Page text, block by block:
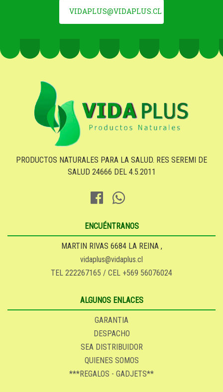
VIDAPLUS@VIDAPLUS.CL
PRODUCTOS NATURALES PARA LA SALUD. RES SEREMI DE
SALUD 24666 DEL 4.5.2011
ENCUÉNTRANOS
MARTIN RIVAS 6684 LA REINA ,
vidaplus@vidaplus.cl
TEL 222267165 / CEL +569 56076024
ALGUNOS ENLACES
GARANTIA
DESPACHO
SEA DISTRIBUIDOR
QUIENES SOMOS
***REGALOS - GADJETS**